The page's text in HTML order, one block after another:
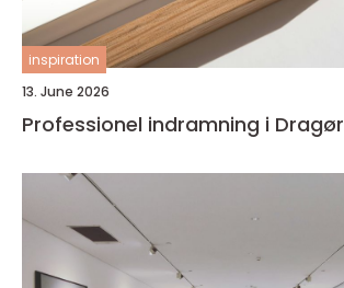
inspiration
13. June 2026
Professionel indramning i Dragør